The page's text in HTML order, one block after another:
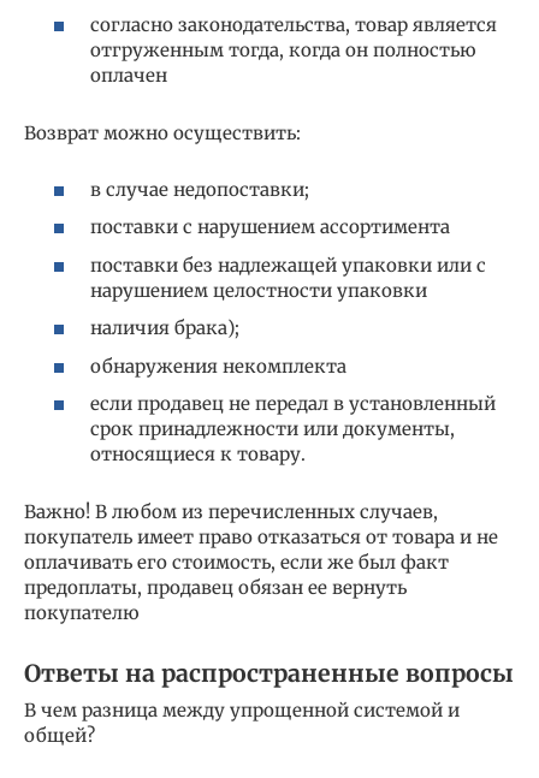
согласно законодательства, товар является
отгруженным тогда, когда он полностью
оплачен
Возврат можно осуществить:
в случае недопоставки;
поставки с нарушением ассортимента
поставки без надлежащей упаковки или с
нарушением целостности упаковки
наличия брака);
обнаружения некомплекта
если продавец не передал в установленный
срок принадлежности или документы,
относящиеся к товару.
Важно! В любом из перечисленных случаев,
покупатель имеет право отказаться от товара и не
оплачивать его стоимость, если же был факт
предоплаты, продавец обязан ее вернуть
покупателю
Ответы на распространенные вопросы
В чем разница между упрощенной системой и
общей?